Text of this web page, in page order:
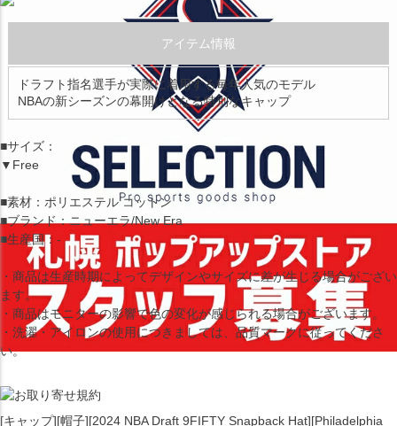
アイテム情報
ドラフト指名選手が実際に着用する毎年人気のモデル
NBAの新シーズンの幕開けとなる特別なキャップ
■サイズ：
▼Free
■素材：ポリエステル コットン
■ブランド：ニューエラ/New Era
■生産国：-
・商品は生産時期によってデザインやサイズに差が生じる場合がござい
ます。
・商品はモニターの影響で色の変化が感じられる場合がございます。
・洗濯・アイロンの使用につきましては、品質マークに従ってくださ
い。
[キャップ][帽子][2024 NBA Draft 9FIFTY Snapback Hat][Philadelphia